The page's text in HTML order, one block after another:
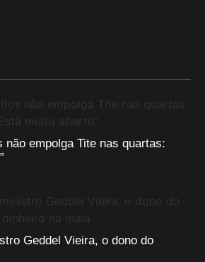
não empolga Tite nas quartas:
Geddel Vieira, o dono do